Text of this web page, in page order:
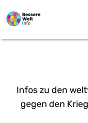
Infos zu den
gegen den